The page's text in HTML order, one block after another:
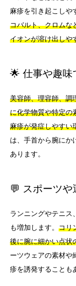
麻疹を引き起こしや
コバルト、クロムな
イオンが溶け出しや
🌟 仕事や趣味
美容師、理容師、調
に化学物質や特定の
麻疹が発症しやすい
は、手首から腕にか
あります。
💬 スポーツ
ランニングやテニス
も増加します。 コリ
後に腕に細かい点状
ーツウェアの素材や
疹を誘発することも